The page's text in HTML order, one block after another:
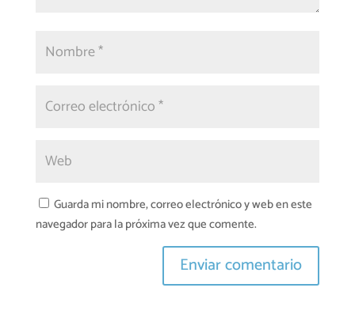
Guarda mi nombre, correo electrónico y web en este
navegador para la próxima vez que comente.